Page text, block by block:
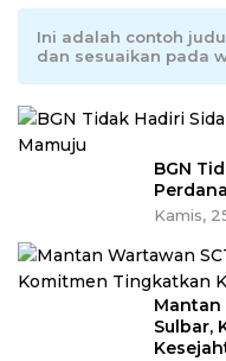
Ini adalah contoh
dan sesuaikan pada
BGN
Kamis,
Mantan
Sulbar,